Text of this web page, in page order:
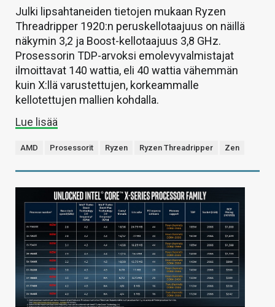
Julki lipsahtaneiden tietojen mukaan Ryzen
Threadripper 1920:n peruskellotaajuus on näillä
näkymin 3,2 ja Boost-kellotaajuus 3,8 GHz.
Prosessorin TDP-arvoksi emolevyvalmistajat
ilmoittavat 140 wattia, eli 40 wattia vähemmän
kuin X:llä varustettujen, korkeammalle
kellotettujen mallien kohdalla.
Lue lisää
AMD Prosessorit Ryzen Ryzen Threadripper Zen